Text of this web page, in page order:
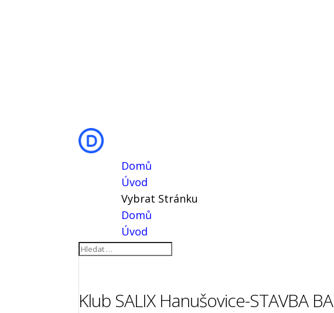
Domů
Úvod
Vybrat Stránku
Domů
Úvod
Klub SALIX Hanušovice-STAVBA